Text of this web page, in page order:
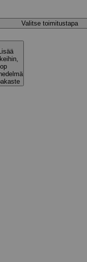
Valitse toimitustapa